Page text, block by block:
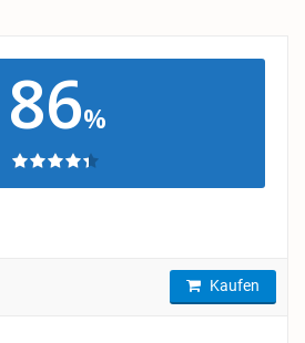
86%
Kaufen